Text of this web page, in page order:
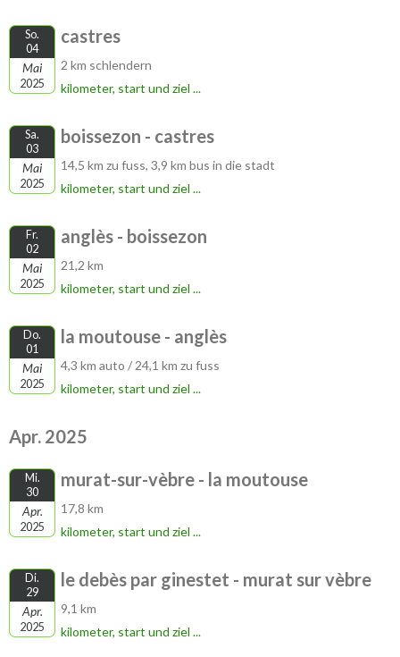
So.
04
Mai
2025
castres
2 km schlendern
kilometer, start und ziel ...
Sa.
03
Mai
2025
boissezon - castres
14,5 km zu fuss, 3,9 km bus in die stadt
kilometer, start und ziel ...
Fr.
02
Mai
2025
anglès - boissezon
21,2 km
kilometer, start und ziel ...
Do.
01
Mai
2025
la moutouse - anglès
4,3 km auto / 24,1 km zu fuss
kilometer, start und ziel ...
Apr. 2025
Mi.
30
Apr.
2025
murat-sur-vèbre - la moutouse
17,8 km
kilometer, start und ziel ...
Di.
29
Apr.
2025
le debès par ginestet - murat sur vèbre
9,1 km
kilometer, start und ziel ...